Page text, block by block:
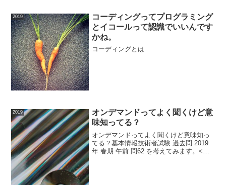
2019
コーディングってプログラミング
とイコールって認識でいいんです
かね。
コーディングとは
2019
オンデマンドってよく聞くけど意
味知ってる？
オンデマンドってよく聞くけど意味知っ
てる？基本情報技術者試験 過去問 2019
年 春期 午前 問62 を考えてみます。<問